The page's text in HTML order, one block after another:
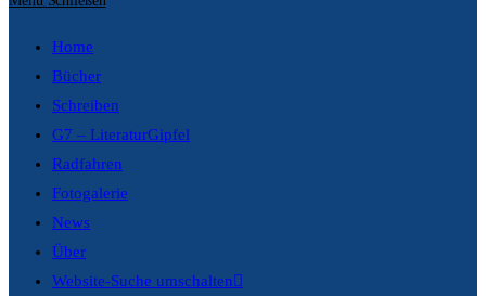
Home
Bücher
Schreiben
G7 – LiteraturGipfel
Radfahren
Fotogalerie
News
Über
Website-Suche umschalten